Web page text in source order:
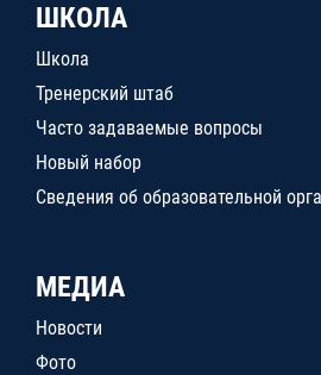
ШКОЛА
Школа
Тренерский штаб
Часто задаваемые вопросы
Новый набор
Сведения об образовательной
МЕДИА
Новости
Фото